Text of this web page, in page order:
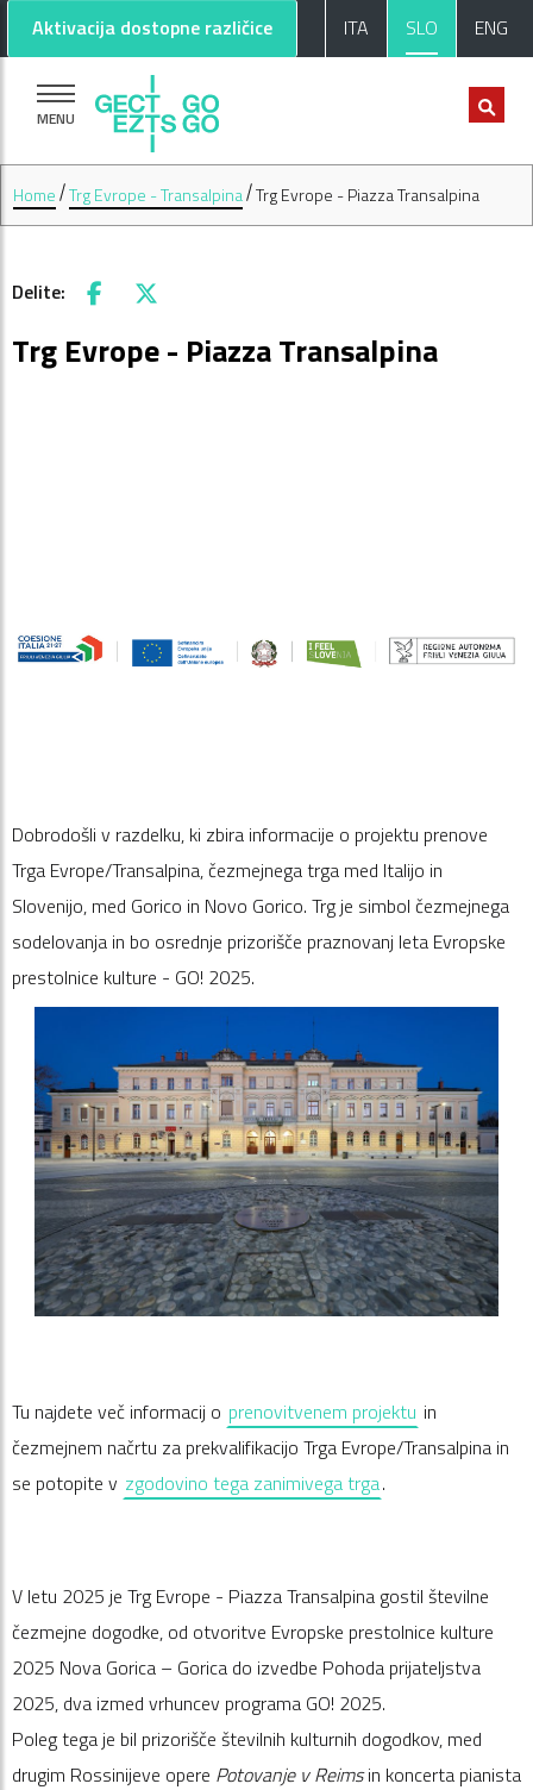
Aktivacija dostopne različice ITA SLO ENG
MENU
Home Trg Evrope - Transalpina Trg Evrope - Piazza Transalpina
Delite: Facebook
X
Trg Evrope - Piazza Transalpina
Dobrodošli v razdelku, ki zbira informacije o projektu prenove
Trga Evrope/Transalpina, čezmejnega trga med Italijo in
Slovenijo, med Gorico in Novo Gorico. Trg je simbol čezmejnega
sodelovanja in bo osrednje prizorišče praznovanj leta Evropske
prestolnice kulture - GO! 2025.
Tu najdete več informacij o prenovitvenem projektu in
čezmejnem načrtu za prekvalifikacijo Trga Evrope/Transalpina in
se potopite v zgodovino tega zanimivega trga.
V letu 2025 je Trg Evrope - Piazza Transalpina gostil številne
čezmejne dogodke, od otvoritve Evropske prestolnice kulture
2025 Nova Gorica – Gorica do izvedbe Pohoda prijateljstva
2025, dva izmed vrhuncev programa GO! 2025.
Poleg tega je bil prizorišče številnih kulturnih dogodkov, med
drugim Rossinijeve opere Potovanje v Reimsin koncerta pianista